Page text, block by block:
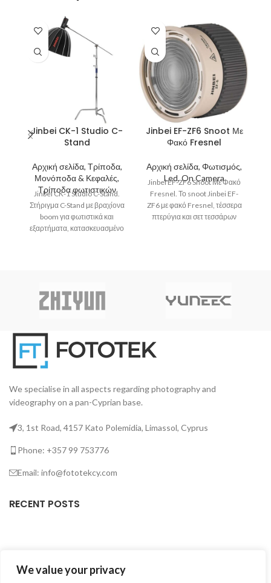
We value your privacy
Jinbei CK-1 Studio C-
Stand
Αρχική σελίδα, Τρίποδα,
Μονόποδα & Κεφαλές,
Τρίποδα φωτιστικών
Jinbei CK-1 Studio C-Stand.
Στήριγμα C-Stand με βραχίονα
boom για φωτιστικά και
εξαρτήματα, κατασκευασμένο
Jinbei EF-ZF6 Snoot Με
Φακό Fresnel
Αρχική σελίδα, Φωτισμός,
Led, On Camera
Jinbei EF-ZF6 Snoot Με Φακό
Fresnel. Το snoot Jinbei EF-
ZF6 με φακό Fresnel, τέσσερα
πτερύγια και σετ τεσσάρων
We specialise in all aspects regarding photography and
videography on a pan-Cyprian base.
3, 1st Road, 4157 Kato Polemidia, Limassol, Cyprus
Phone: +357 99 753776
Email: info@fototekcy.com
RECENT POSTS